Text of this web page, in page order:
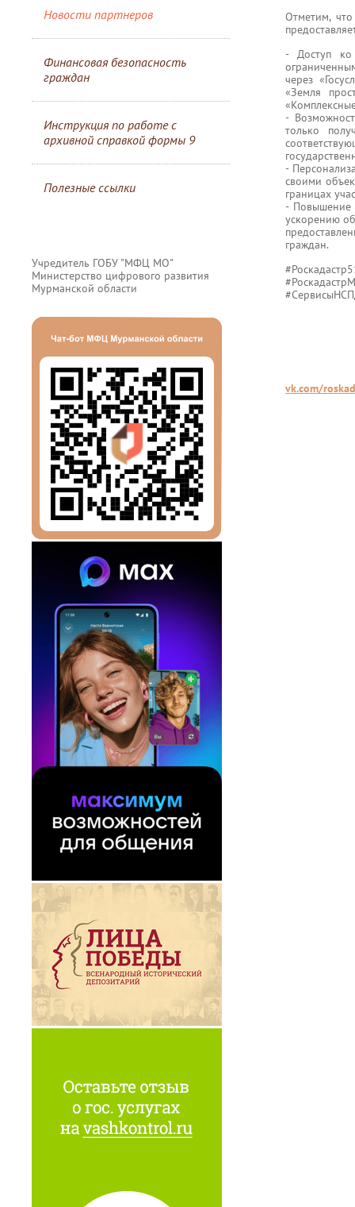
Новости партнеров
Финансовая безопасность
граждан
Инструкция по работе с
архивной справкой формы 9
Полезные ссылки
Учредитель ГОБУ "МФЦ МО"
Министерство цифрового развития
Мурманской области
Отметим,
- Доступ ко
через
«Земля
-
только
-
своими
границах
- Повышение
ускорению
граждан.
vk.com/